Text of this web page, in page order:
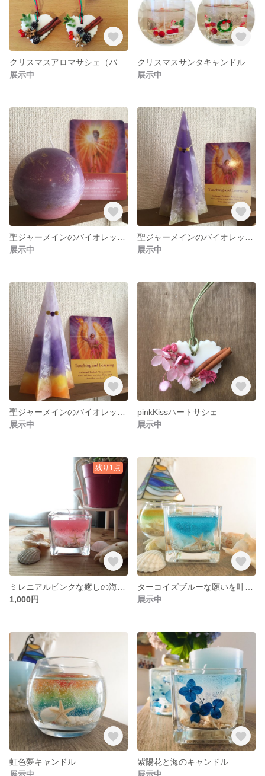
クリスマスアロマサシェ（バニラ）
展示中
クリスマスサンタキャンドル
展示中
展示中
展示中
展示中
pinkKissハートサシェ
展示中
残り1点
1,000円
展示中
虹色夢キャンドル
展示中
紫陽花と海のキャンドル
展示中